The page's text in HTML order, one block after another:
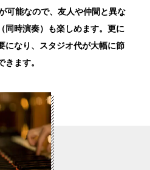
可能なので、友人や仲間と異な
同時演奏）も楽しめます。更に
になり、スタジオ代が大幅に節
きます。